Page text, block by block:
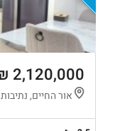
2,120,000 ₪
אור החיים, נתיבות